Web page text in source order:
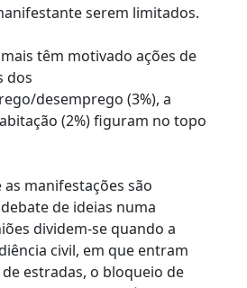
serem limitados.
têm motivado ações de
dos
desemprego (3%), a
(2%) figuram no topo
as manifestações são
de ideias numa
dividem-se quando a
civil, em que entram
estradas, o bloqueio de